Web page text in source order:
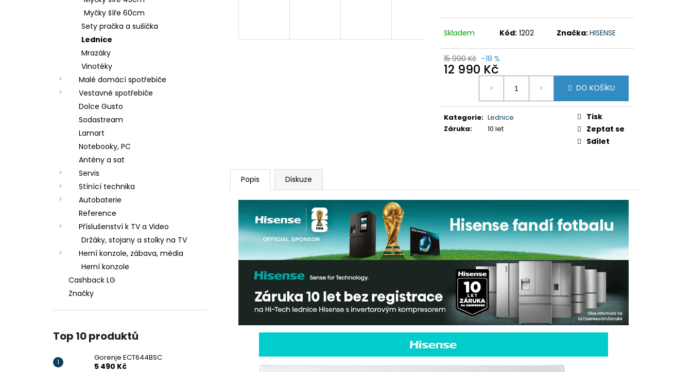
Myčky šíře 60cm
Sety pračka a sušička
Lednice
Mrazáky
Vinotéky
Malé domácí spotřebiče
Vestavné spotřebiče
Dolce Gusto
Sodastream
Lamart
Notebooky, PC
Antény a sat
Servis
Stínící technika
Autobaterie
Reference
Příslušenství k TV a Video
Držáky, stojany a stolky na TV
Herní konzole, zábava, média
Herní konzole
Cashback LG
Značky
Top 10 produktů
Gorenje ECT644BSC
5 490 Kč
Skladem Kód: 1202 Značka:HISENSE
15 990 Kč –18 %
12 990 Kč
DO KOŠÍKU
Kategorie: Lednice
Záruka: 10 let
Tisk
Zeptat se
Sdílet
Popis Diskuze
GORENJE ECT644BSC
5 490 Kč
Původně: 6 990 Kč
LG WT1210BBF
35 450 Kč